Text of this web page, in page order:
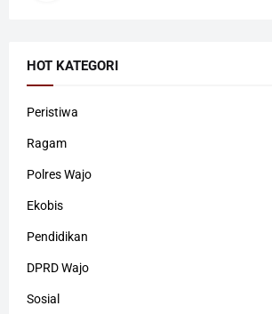
HOT KATEGORI
Peristiwa
Ragam
Polres Wajo
Ekobis
Pendidikan
DPRD Wajo
Sosial